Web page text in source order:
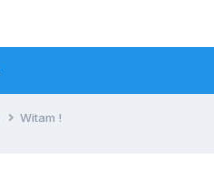
Witam !